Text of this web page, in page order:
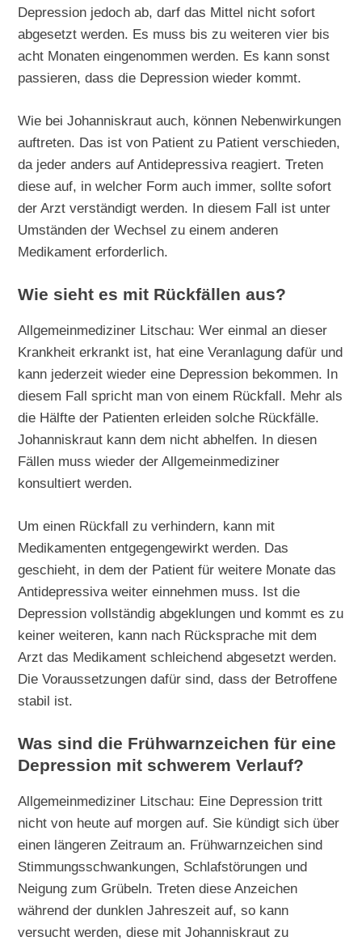
Depression jedoch ab, darf das Mittel nicht sofort
abgesetzt werden. Es muss bis zu weiteren vier bis
acht Monaten eingenommen werden. Es kann sonst
passieren, dass die Depression wieder kommt.
Wie bei Johanniskraut auch, können Nebenwirkungen
auftreten. Das ist von Patient zu Patient verschieden,
da jeder anders auf Antidepressiva reagiert. Treten
diese auf, in welcher Form auch immer, sollte sofort
der Arzt verständigt werden. In diesem Fall ist unter
Umständen der Wechsel zu einem anderen
Medikament erforderlich.
Wie sieht es mit Rückfällen aus?
Allgemeinmediziner Litschau: Wer einmal an dieser
Krankheit erkrankt ist, hat eine Veranlagung dafür und
kann jederzeit wieder eine Depression bekommen. In
diesem Fall spricht man von einem Rückfall. Mehr als
die Hälfte der Patienten erleiden solche Rückfälle.
Johanniskraut kann dem nicht abhelfen. In diesen
Fällen muss wieder der Allgemeinmediziner
konsultiert werden.
Um einen Rückfall zu verhindern, kann mit
Medikamenten entgegengewirkt werden. Das
geschieht, in dem der Patient für weitere Monate das
Antidepressiva weiter einnehmen muss. Ist die
Depression vollständig abgeklungen und kommt es zu
keiner weiteren, kann nach Rücksprache mit dem
Arzt das Medikament schleichend abgesetzt werden.
Die Voraussetzungen dafür sind, dass der Betroffene
stabil ist.
Was sind die Frühwarnzeichen für eine
Depression mit schwerem Verlauf?
Allgemeinmediziner Litschau: Eine Depression tritt
nicht von heute auf morgen auf. Sie kündigt sich über
einen längeren Zeitraum an. Frühwarnzeichen sind
Stimmungsschwankungen, Schlafstörungen und
Neigung zum Grübeln. Treten diese Anzeichen
während der dunklen Jahreszeit auf, so kann
versucht werden, diese mit Johanniskraut zu